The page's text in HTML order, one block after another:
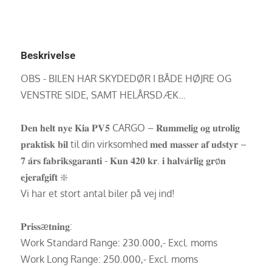
Beskrivelse
OBS - BILEN HAR SKYDEDØR I BÅDE HØJRE OG
VENSTRE SIDE, SAMT HELÅRSDÆK...
𝐃𝐞𝐧 𝐡𝐞𝐥𝐭 𝐧𝐲𝐞 𝐊𝐢𝐚 𝐏𝐕𝟓 CARGO – 𝐑𝐮𝐦𝐦𝐞𝐥𝐢𝐠 𝐨𝐠 𝐮𝐭𝐫𝐨𝐥𝐢𝐠
𝐩𝐫𝐚𝐤𝐭𝐢𝐬𝐤 𝐛𝐢𝐥 til din virksomhed 𝐦𝐞𝐝 𝐦𝐚𝐬𝐬𝐞𝐫 𝐚𝐟 𝐮𝐝𝐬𝐭𝐲𝐫 –
𝟕 𝐚̊𝐫𝐬 𝐟𝐚𝐛𝐫𝐢𝐤𝐬𝐠𝐚𝐫𝐚𝐧𝐭𝐢 - 𝐊𝐮𝐧 𝟒𝟐𝟎 𝐤𝐫. 𝐢 𝐡𝐚𝐥𝐯𝐚̊𝐫𝐥𝐢𝐠 𝐠𝐫ø𝐧
𝐞𝐣𝐞𝐫𝐚𝐟𝐠𝐢𝐟𝐭 ❇️
Vi har et stort antal biler på vej ind!
𝐏𝐫𝐢𝐬𝐬æ𝐭𝐧𝐢𝐧𝐠:
Work Standard Range: 230.000,- Excl. moms
Work Long Range: 250.000,- Excl. moms